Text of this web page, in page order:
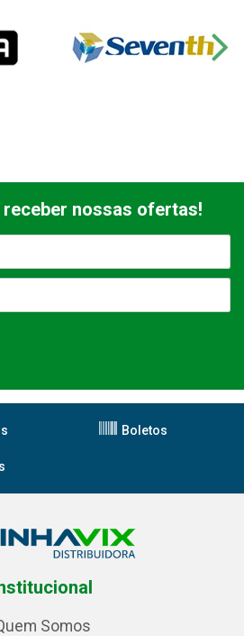
nossas ofertas!
Boletos
Somos